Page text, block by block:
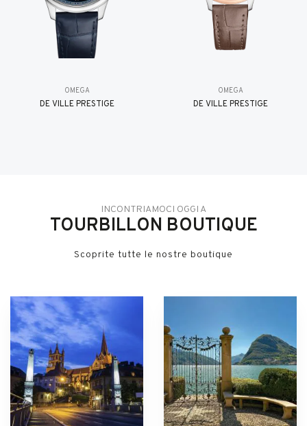
OMEGA
DE VILLE PRESTIGE
OMEGA
DE VILLE PRESTIGE
INCONTRIAMOCI OGGI A
TOURBILLON BOUTIQUE
Scoprite tutte le nostre boutique